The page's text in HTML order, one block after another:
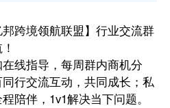
跨境领航联盟】行业交流群
线指导，每周群内商机分
行交流互动，共同成长；私
陪伴，1v1解决当下问题。